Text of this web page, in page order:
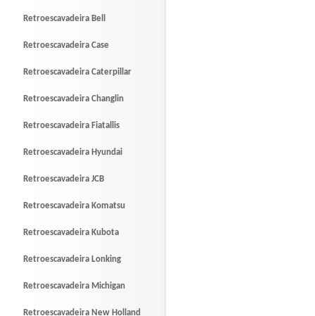
Retroescavadeira Bell
Retroescavadeira Case
Retroescavadeira Caterpillar
Retroescavadeira Changlin
Retroescavadeira Fiatallis
Retroescavadeira Hyundai
Retroescavadeira JCB
Retroescavadeira Komatsu
Retroescavadeira Kubota
Retroescavadeira Lonking
Retroescavadeira Michigan
Retroescavadeira New Holland